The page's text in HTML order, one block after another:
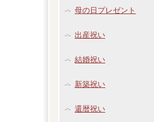
母の日プレゼント
出産祝い
結婚祝い
新築祝い
還暦祝い